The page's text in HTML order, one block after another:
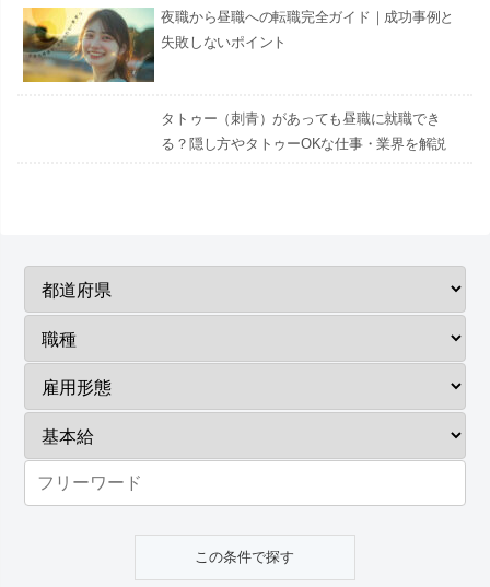
夜職から昼職への転職完全ガイド｜成功事例と
失敗しないポイント
タトゥー（刺青）があっても昼職に就職でき
る？隠し方やタトゥーOKな仕事・業界を解説